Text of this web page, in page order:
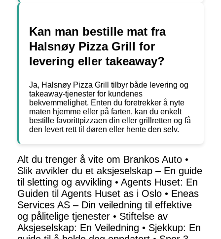
Kan man bestille mat fra
Halsnøy Pizza Grill for
levering eller takeaway?
Ja, Halsnøy Pizza Grill tilbyr både levering og
takeaway-tjenester for kundenes
bekvemmelighet. Enten du foretrekker å nyte
maten hjemme eller på farten, kan du enkelt
bestille favorittpizzaen din eller grillretten og få
den levert rett til døren eller hente den selv.
Alt du trenger å vite om Brankos Auto •
Slik avvikler du et aksjeselskap – En guide
til sletting og avvikling • Agents Huset: En
Guiden til Agents Huset as i Oslo • Eneas
Services AS – Din veiledning til effektive
og pålitelige tjenester • Stiftelse av
Aksjeselskap: En Veiledning • Sjekkup: En